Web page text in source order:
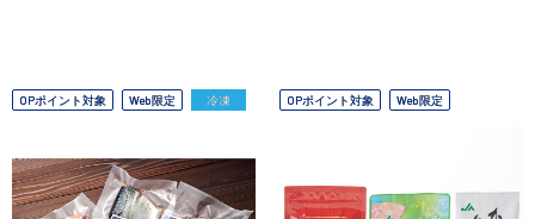
OPポイント対象 Web限定 冷凍 OPポイント対象 Web限定